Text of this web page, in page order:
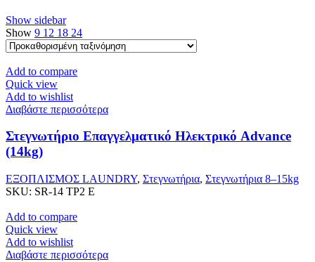
Show sidebar
Show 9 12 18 24
Add to compare
Quick view
Add to wishlist
Διαβάστε περισσότερα
Στεγνωτήριο Επαγγελματικό Ηλεκτρικό Advance
(14kg)
ΕΞΟΠΛΙΣΜΟΣ LAUNDRY, Στεγνωτήρια, Στεγνωτήρια 8–15kg
SKU: SR-14 TP2 E
Add to compare
Quick view
Add to wishlist
Διαβάστε περισσότερα